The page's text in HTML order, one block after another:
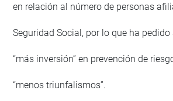
en relación al número de personas
Seguridad Social, por lo que ha
“más inversión” en prevención de
“menos triunfalismos”.